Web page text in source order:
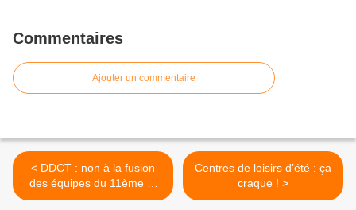
Commentaires
Ajouter un commentaire
< DDCT : non à la fusion
des équipes du 11ème et
de Belleville-Amandiers !
Centres de loisirs d’été : ça
craque ! >